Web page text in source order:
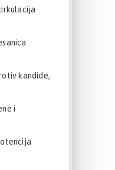
kandide,
i